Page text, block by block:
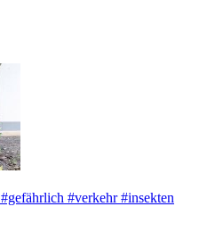
#verkehr #insekten